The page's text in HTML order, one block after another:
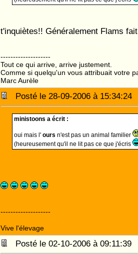
t'inquiètes!! Généralement Flams
--------------------
Tout ce qui arrive, arrive justement.
Comme si quelqu'un vous attribuait votre
Marc Aurèle
Posté le 28-09-2006 à
ministoons a écrit :
oui mais l' ours n'est pas un animal familier
(heureusement qu'il ne lit pas ce que j'écris
--------------------
Vive l'élevage
Posté le 02-10-2006 à